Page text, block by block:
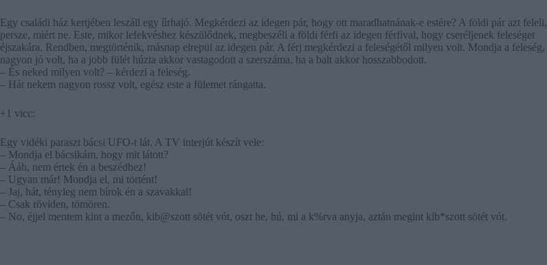
Egy családi ház kertjében leszáll egy űrhajó. Megkérdezi az idegen pár, hogy ott maradhatnának-e estére? A földi pár azt feleli,
persze, miért ne. Este, mikor lefekvéshez készülődnek, megbeszéli a földi férfi az idegen férfival, hogy cseréljenek feleséget
éjszakára. Rendben, megtörténik, másnap elrepül az idegen pár. A férj megkérdezi a feleségétől milyen volt. Mondja a feleség,
nagyon jó volt, ha a jobb fülét húzta akkor vastagodott a szerszáma, ha a balt akkor hosszabbodott.
– És neked milyen volt? – kérdezi a feleség.
– Hát nekem nagyon rossz volt, egész este a fülemet rángatta.
+1 vicc:
Egy vidéki paraszt bácsi UFO-t lát. A TV interjút készít vele:
– Mondja el bácsikám, hogy mit látott?
– Ááh, nem értek én a beszédhez!
– Ugyan már! Mondja el, mi történt!
– Jaj, hát, tényleg nem bírok én a szavakkal!
– Csak röviden, tömören.
– No, éjjel mentem kint a mezőn, kib@szott sötét vót, oszt he, hú, mi a k%rva anyja, aztán megint kib*szott sötét vót.